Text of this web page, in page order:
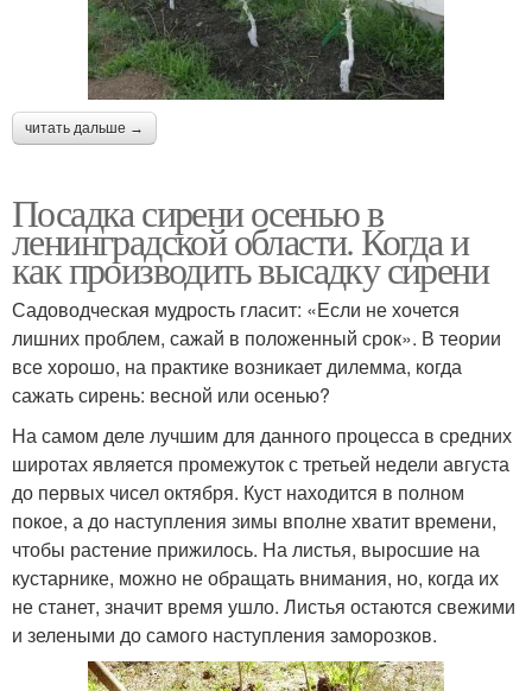
читать дальше →
Посадка сирени осенью в
ленинградской области. Когда и
как производить высадку сирени
Садоводческая мудрость гласит: «Если не хочется
лишних проблем, сажай в положенный срок». В теории
все хорошо, на практике возникает дилемма, когда
сажать сирень: весной или осенью?
На самом деле лучшим для данного процесса в средних
широтах является промежуток с третьей недели августа
до первых чисел октября. Куст находится в полном
покое, а до наступления зимы вполне хватит времени,
чтобы растение прижилось. На листья, выросшие на
кустарнике, можно не обращать внимания, но, когда их
не станет, значит время ушло. Листья остаются свежими
и зелеными до самого наступления заморозков.